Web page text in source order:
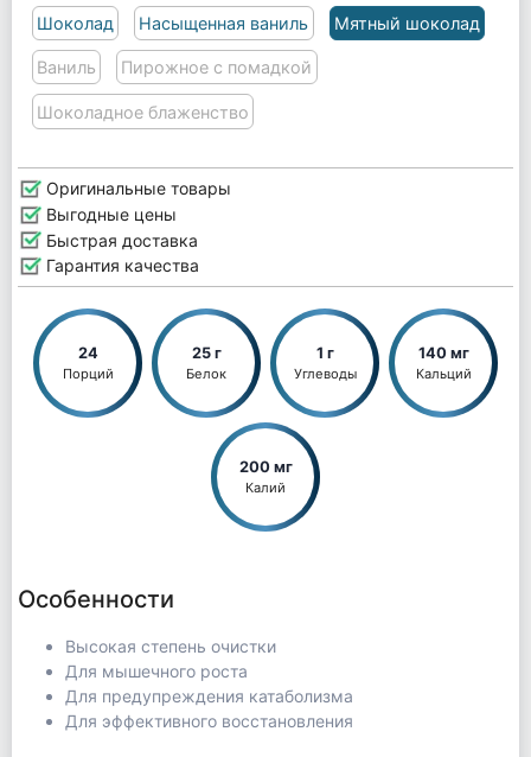
Шоколад Насыщенная ваниль Мятный шоколад
Ваниль Пирожное с помадкой
Шоколадное блаженство
Оригинальные товары
Выгодные цены
Быстрая доставка
Гарантия качества
24
Порций
25 г
Белок
1 г
Углеводы
140 мг
Кальций
200 мг
Калий
Особенности
Высокая степень очистки
Для мышечного роста
Для предупреждения катаболизма
Для эффективного восстановления